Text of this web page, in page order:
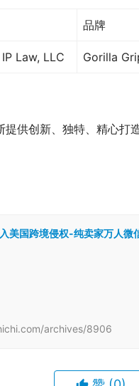
品牌
Law, LLC Gorilla
供创新、独特、精心打
国跨境侵权-纯卖家万人微
archives/8906